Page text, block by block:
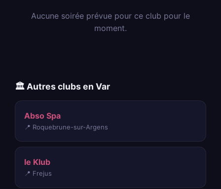
Aucune soirée prévue pour ce club pour le
moment.
🏛️ Autres clubs en Var
Abso Spa
📍 Roquebrune-sur-Argens
le Klub
📍 Frejus